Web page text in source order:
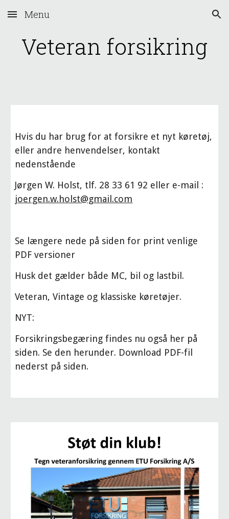
Skip to main content Skip to navigation
Menu
Veteran forsikring
Hvis du har brug for at forsikre et nyt køretøj,
eller andre henvendelser, kontakt
nedenstående
Jørgen W. Holst, tlf. 28 33 61 92 eller e-mail :
joergen.w.holst@gmail.com
Se længere nede på siden for print venlige
PDF versioner
Husk det gælder både MC, bil og lastbil.
Veteran, Vintage og klassiske køretøjer.
NYT:
Forsikringsbegæring findes nu også her på
siden. Se den herunder. Download PDF-fil
nederst på siden.